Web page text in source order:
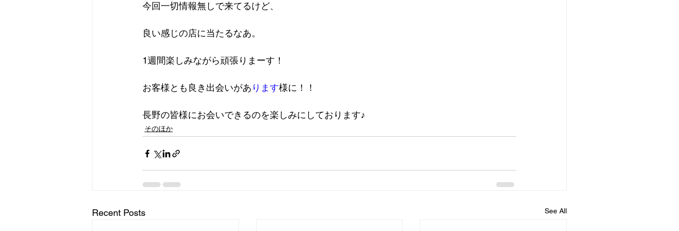
今回一切情報無しで来てるけど、
良い感じの店に当たるなあ。
1週間楽しみながら頑張りまーす！
お客様とも良き出会いがあ ります様に！！
長野の皆様にお会いできるのを楽しみにしております♪
そのほか
Recent Posts See All